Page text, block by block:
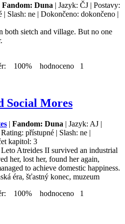
Fandom: Duna | Jazyk: ČJ | Postavy:
Slash: ne | Dokončeno: dokončeno |
both sietch and village. But no one
100% hodnoceno 1
Social Mores
| Fandom: Duna | Jazyk: AJ |
přístupné | Slash: ne |
kapitol: 3
Atreides II survived an industrial
her, lost her, found her again,
to achieve domestic happiness.
éra, šťastný konec, muzeum
100% hodnoceno 1